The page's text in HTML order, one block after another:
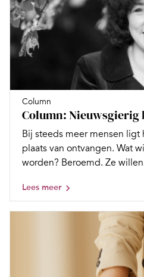
Column
Column: Nieuwsgierig
Bij steeds meer mensen ligt
plaats van ontvangen. Wat
worden? Beroemd. Ze
Lees meer